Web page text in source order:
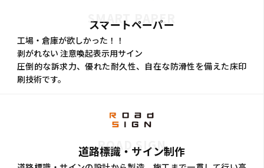
SMART PAPER
スマートペーパー
工場・倉庫が欲しかった！！
剥がれない 注意喚起表示用サイン
圧倒的な訴求力、優れた耐久性、自在な防滑性を備えた床印
刷技術です。
ROAD SIGN
道路標識・サイン制作